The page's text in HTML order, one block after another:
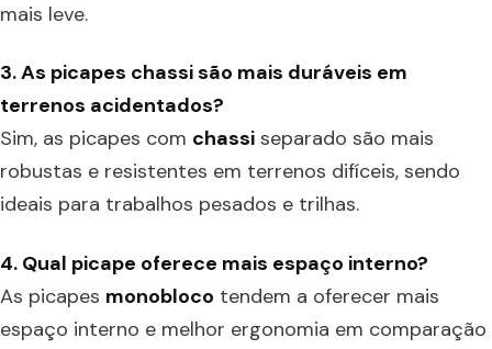
mais leve.
3. As picapes chassi são mais duráveis em
terrenos acidentados?
Sim, as picapes com chassi separado são mais
robustas e resistentes em terrenos difíceis, sendo
ideais para trabalhos pesados e trilhas.
4. Qual picape oferece mais espaço interno?
As picapes monobloco tendem a oferecer mais
espaço interno e melhor ergonomia em comparação